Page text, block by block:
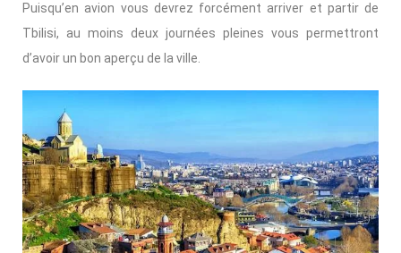
Puisqu’en avion vous devrez forcément arriver et partir de
Tbilisi, au moins deux journées pleines vous permettront
d’avoir un bon aperçu de la ville.